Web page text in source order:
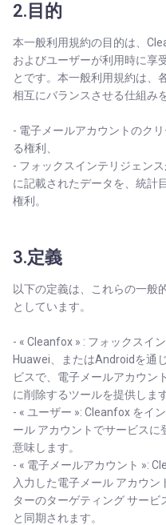
2.目的
本一般利用規約の目的は、
およびユーザーが利用時に享
とです。本一般利用規約は、
相互にバランスさせる仕組み
- 電子メールアカウントのク
る権利、
- フォックスインテリジェン
に記載されたデータを、統計
権利。
3.定義
以下の定義は、これらの一般
としています。
- « Cleanfox » : フォックスイ
Huawei、またはAndroidを通
ビスで、電子メールアカウン
に削除するツールを提供します
- « ユーザー »: Cleanfox をイ
ール アカウントでサービスに
意味します。
- « 電子メールアカウント »:
入力した電子メール アカウ
ターのターゲティング サー
と同期されます。